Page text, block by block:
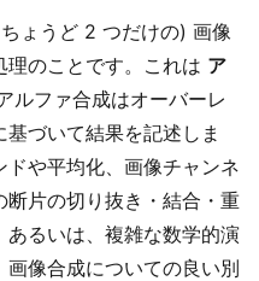
ょうど 2 つだけの) 画像
理のことです。これは ア
ルファ合成はオーバーレ
づいて結果を記述しま
や平均化、画像チャンネ
断片の切り抜き・結合・重
るいは、複雑な数学的演
像合成についての良い別